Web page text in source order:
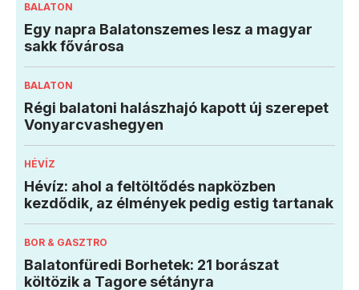
BALATON
Egy napra Balatonszemes lesz a magyar
sakk fővárosa
BALATON
Régi balatoni halászhajó kapott új szerepet
Vonyarcvashegyen
HÉVÍZ
Hévíz: ahol a feltöltődés napközben
kezdődik, az élmények pedig estig tartanak
BOR & GASZTRO
Balatonfüredi Borhetek: 21 borászat
költözik a Tagore sétányra